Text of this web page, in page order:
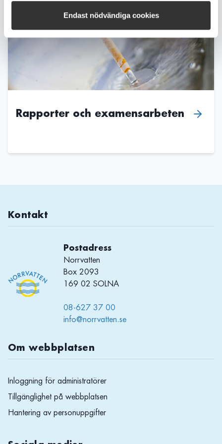
Endast nödvändiga cookies
Rapporter och examensarbeten
Kontakt
Postadress
Norrvatten
Box 2093
169 02 SOLNA
08-627 37 00
info@norrvatten.se
Om webbplatsen
Inloggning för administratörer
Tillgänglighet på webbplatsen
Hantering av personuppgifter